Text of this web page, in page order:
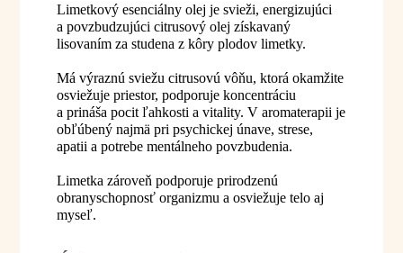
Limetkový esenciálny olej je svieži, energizujúci
a povzbudzujúci citrusový olej získavaný
lisovaním za studena z kôry plodov limetky.
Má výraznú sviežu citrusovú vôňu, ktorá okamžite
osviežuje priestor, podporuje koncentráciu
a prináša pocit ľahkosti a vitality. V aromaterapii je
obľúbený najmä pri psychickej únave, strese,
apatii a potrebe mentálneho povzbudenia.
Limetka zároveň podporuje prirodzenú
obranyschopnosť organizmu a osviežuje telo aj
myseľ.